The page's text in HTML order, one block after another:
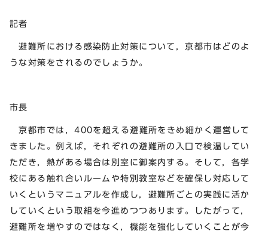
記者
避難所における感染防止対策について，京都市はどのよ
うな対策をされるのでしょうか。
市長
京都市では，400を超える避難所をきめ細かく運営して
きました。例えば，それぞれの避難所の入口で検温してい
ただき，熱がある場合は別室に御案内する。そして，各学
校にある触れ合いルームや特別教室などを確保し対応して
いくというマニュアルを作成し，避難所ごとの実践に活か
していくという取組を今進めつつあります。したがって，
避難所を増やすのではなく，機能を強化していくことが今